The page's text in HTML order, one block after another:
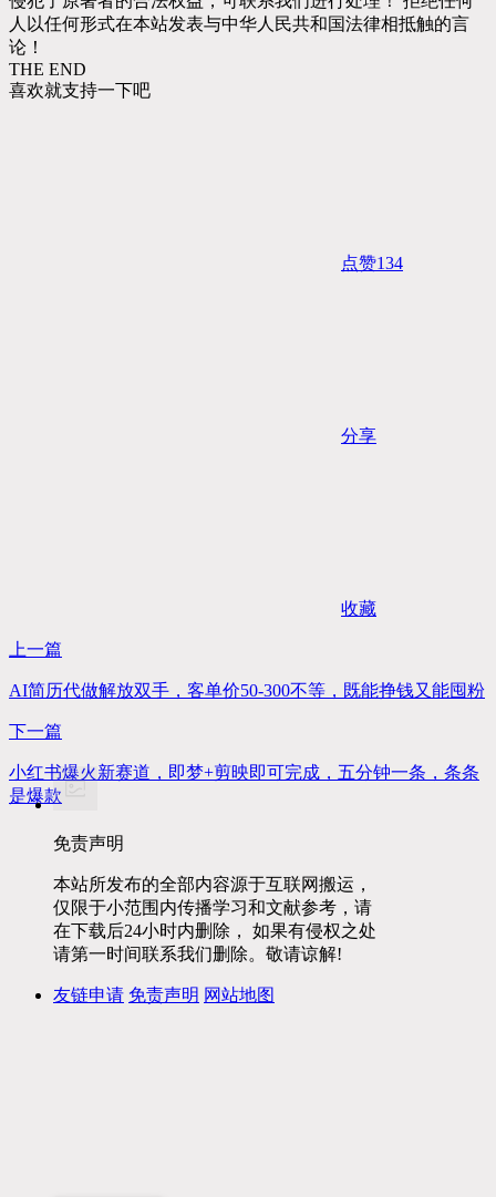
人以任何形式在本站发表与中华人民共和国法律相抵触的言
论！
THE END
喜欢就支持一下吧
点赞134
分享
收藏
上一篇
AI简历代做解放双手，客单价50-300不等，既能挣钱又能囤粉
下一篇
小红书爆火新赛道，即梦+剪映即可完成，五分钟一条，条条
是爆款
免责声明
本站所发布的全部内容源于互联网搬运，
仅限于小范围内传播学习和文献参考，请
在下载后24小时内删除， 如果有侵权之处
请第一时间联系我们删除。敬请谅解!
友链申请 免责声明 网站地图